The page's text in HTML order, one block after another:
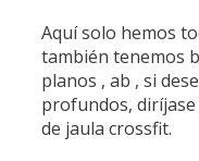
Aquí solo hemos
también tenemos
planos , ab , si
profundos,
de jaula crossfit.